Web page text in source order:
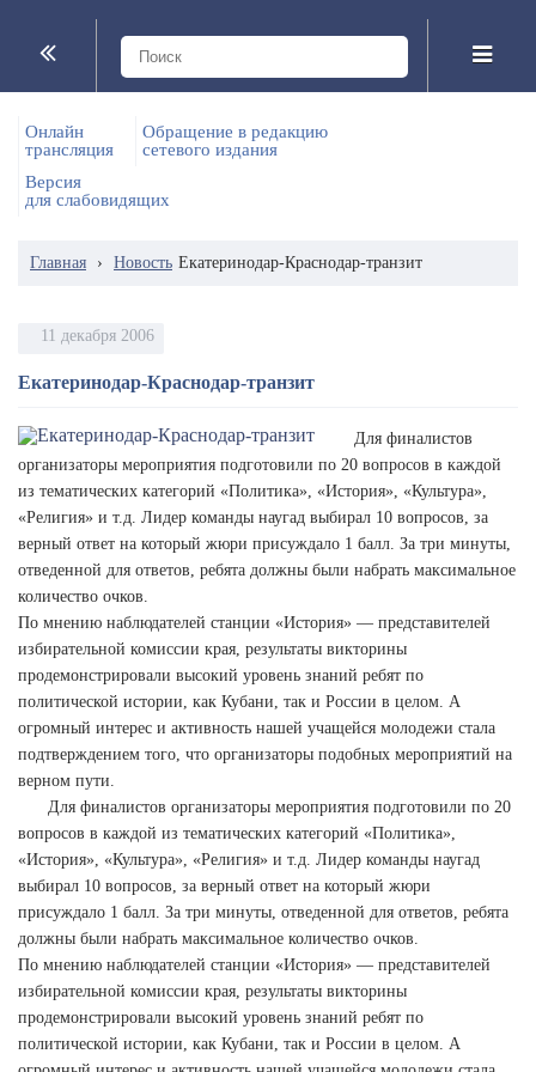
Онлайн
трансляция
Обращение в редакцию
сетевого издания
Версия
для слабовидящих
Главная › Новость Екатеринодар-Краснодар-транзит
11 декабря 2006
Екатеринодар-Краснодар-транзит
Для финалистов
организаторы мероприятия подготовили по 20 вопросов в каждой
из тематических категорий «Политика», «История», «Культура»,
«Религия» и т.д. Лидер команды наугад выбирал 10 вопросов, за
верный ответ на который жюри присуждало 1 балл. За три минуты,
отведенной для ответов, ребята должны были набрать максимальное
количество очков.
По мнению наблюдателей станции «История» — представителей
избирательной комиссии края, результаты викторины
продемонстрировали высокий уровень знаний ребят по
политической истории, как Кубани, так и России в целом. А
огромный интерес и активность нашей учащейся молодежи стала
подтверждением того, что организаторы подобных мероприятий на
верном пути.
Для финалистов организаторы мероприятия подготовили по 20
вопросов в каждой из тематических категорий «Политика»,
«История», «Культура», «Религия» и т.д. Лидер команды наугад
выбирал 10 вопросов, за верный ответ на который жюри
присуждало 1 балл. За три минуты, отведенной для ответов, ребята
должны были набрать максимальное количество очков.
По мнению наблюдателей станции «История» — представителей
избирательной комиссии края, результаты викторины
продемонстрировали высокий уровень знаний ребят по
политической истории, как Кубани, так и России в целом. А